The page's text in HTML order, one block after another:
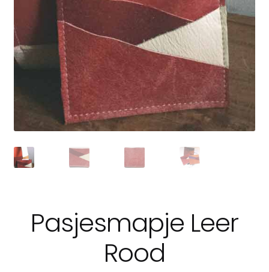
Pasjesmapje Leer
Rood